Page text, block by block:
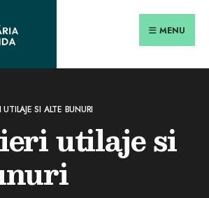
MENU
SI ALTE BUNURI
utilaje si